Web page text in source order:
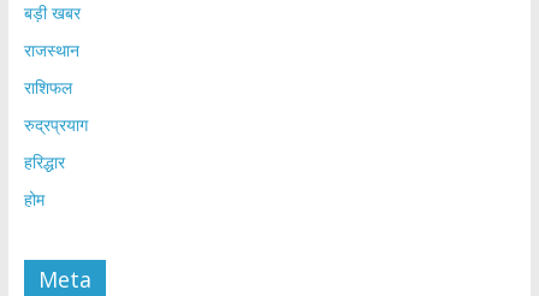
बड़ी खबर
राजस्थान
राशिफल
रुद्रप्रयाग
हरिद्धार
होम
Meta